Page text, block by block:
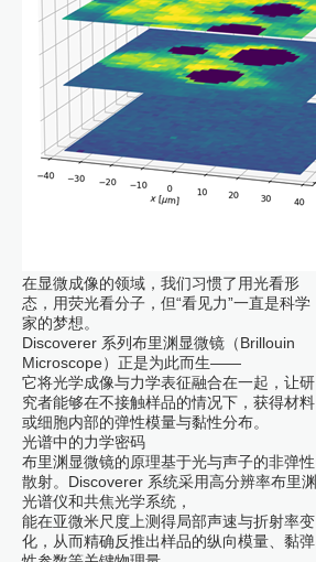
在显微成像的领域，我们习惯了用光看形
态，用荧光看分子，但“看见力”一直是科学
家的梦想。
Discoverer 系列布里渊显微镜（Brillouin
Microscope）正是为此而生——
它将光学成像与力学表征融合在一起，让研
究者能够在不接触样品的情况下，获得材料
或细胞内部的弹性模量与黏性分布。
光谱中的力学密码
布里渊显微镜的原理基于光与声子的非弹性
散射。Discoverer 系统采用高分辨率布里渊
光谱仪和共焦光学系统，
能在亚微米尺度上测得局部声速与折射率变
化，从而精确反推出样品的纵向模量、黏弹